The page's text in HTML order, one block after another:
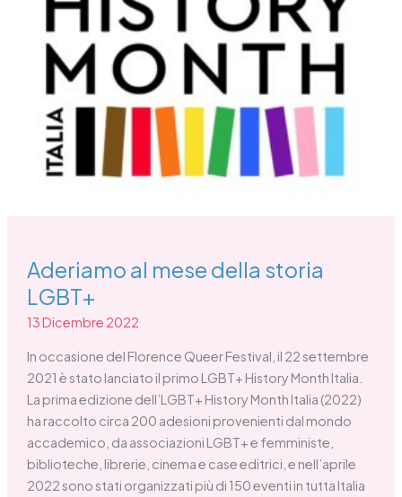
Aderiamo al mese della storia
LGBT+
13 Dicembre 2022
In occasione del Florence Queer Festival, il 22 settembre
2021 è stato lanciato il primo LGBT+ History Month Italia.
La prima edizione dell’LGBT+ History Month Italia (2022)
ha raccolto circa 200 adesioni provenienti dal mondo
accademico, da associazioni LGBT+ e femministe,
biblioteche, librerie, cinema e case editrici, e nell’aprile
2022 sono stati organizzati più di 150 eventi in tutta Italia